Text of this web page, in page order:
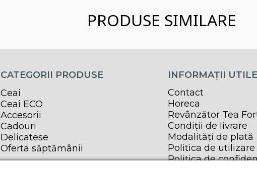
PRODUSE SIMILARE
CATEGORII PRODUSE
Ceai
Ceai ECO
Accesorii
Cadouri
Delicatese
Oferta săptămânii
INFORMAȚII UTILE
Contact
Horeca
Revânzător Tea
Condiții de livrare
Modalități de plată
Politica de utilizare
Politica de